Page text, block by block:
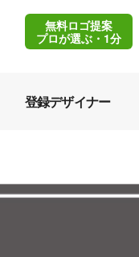
無料ロゴ提案
プロが選ぶ・1分
登録デザイナー